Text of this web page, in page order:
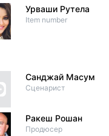
Урваши Рутела
Item number
Санджай Масум
Сценарист
Ракеш Рошан
Продюсер